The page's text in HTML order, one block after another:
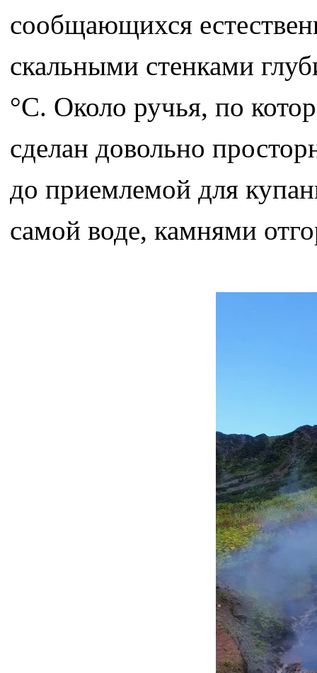
сообщающихся
скальными стенками
°С. Около ручья, по
сделан довольно
до приемлемой для
самой воде, камнями